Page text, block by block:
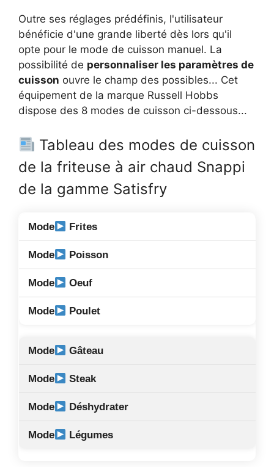
Outre ses réglages prédéfinis, l'utilisateur
bénéficie d'une grande liberté dès lors qu'il
opte pour le mode de cuisson manuel. La
possibilité de personnaliser les paramètres de
cuisson ouvre le champ des possibles... Cet
équipement de la marque Russell Hobbs
dispose des 8 modes de cuisson ci-dessous...
Tableau des modes de cuisson
de la friteuse à air chaud Snappi
de la gamme Satisfry
Frites
Poisson
Oeuf
Poulet
Gâteau
Steak
Déshydrater
Légumes